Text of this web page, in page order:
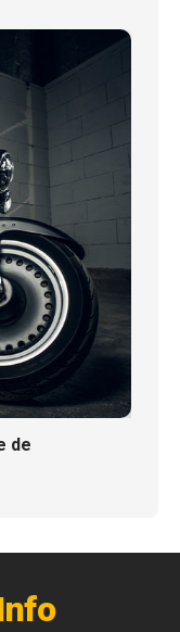
de